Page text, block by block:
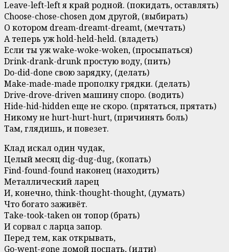
Leave-left-left я край родной. (покидать, оставлять)
Choose-chose-chosen дом другой, (выбирать)
О котором dream-dreamt-dreamt, (мечтать)
А теперь уж hold-held-held. (владеть)
Если ты уж wake-woke-woken, (просыпаться)
Drink-drank-drunk простую воду, (пить)
Do-did-done свою зарядку, (делать)
Make-made-made прополку грядки. (делать)
Drive-drove-driven машину споро. (водить)
Hide-hid-hidden еще не скоро. (прятаться, прятать)
Никому не hurt-hurt-hurt, (причинять боль)
Там, глядишь, и повезет.
Клад искал один чудак,
Целый месяц dig-dug-dug, (копать)
Find-found-found наконец (находить)
Металлический ларец
И, конечно, think-thought-thought, (думать)
Что богато заживёт.
Take-took-taken он топор (брать)
И сорвал с ларца запор.
Перед тем, как открывать,
Go-went-gone домой поспать, (идти)